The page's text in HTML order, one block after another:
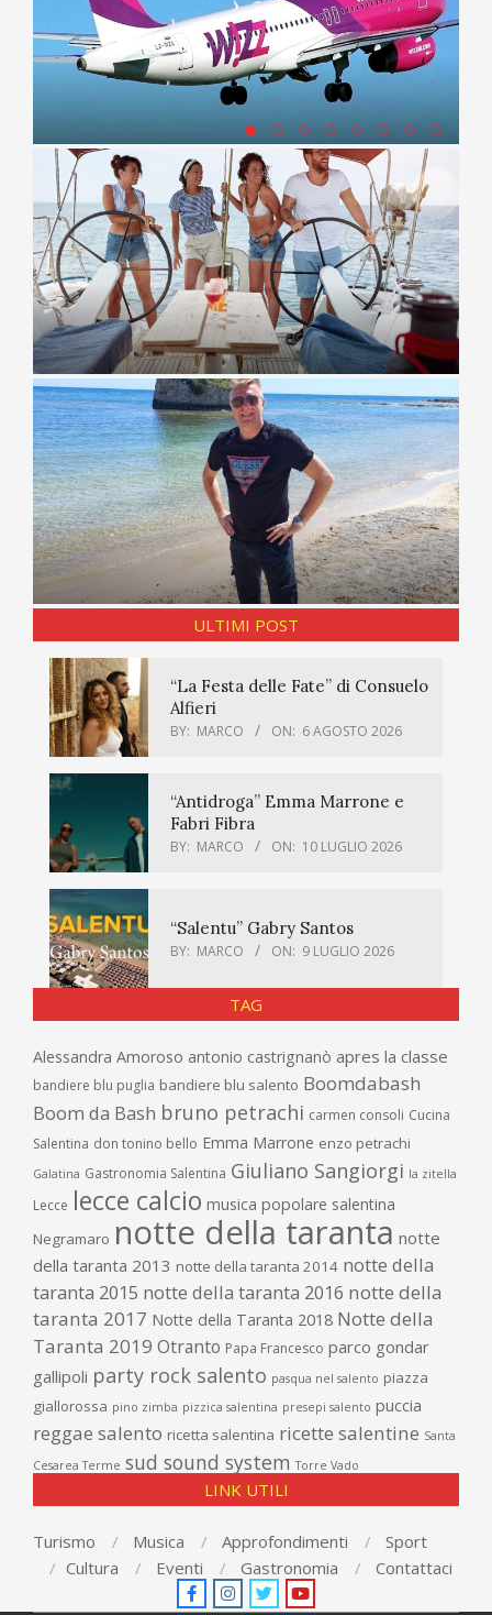
ULTIMI POST
“La Festa delle Fate” di Consuelo
Alfieri
BY: MARCO ON: 6 AGOSTO 2026
“Antidroga” Emma Marrone e
Fabri Fibra
BY: MARCO ON: 10 LUGLIO 2026
“Salentu” Gabry Santos
BY: MARCO ON: 9 LUGLIO 2026
TAG
Alessandra Amoroso antonio castrignanò apres la classe
bandiere blu puglia bandiere blu salento Boomdabash
Boom da Bash bruno petrachi carmen consoli Cucina
Salentina don tonino bello Emma Marrone enzo petrachi
Galatina Gastronomia Salentina Giuliano Sangiorgi la zitella
Lecce lecce calcio musica popolare salentina
Negramaro notte della taranta notte
della taranta 2013 notte della taranta 2014 notte della
taranta 2015 notte della taranta 2016 notte della
taranta 2017 Notte della Taranta 2018 Notte della
Taranta 2019 Otranto Papa Francesco parco gondar
gallipoli party rock salento pasqua nel salento piazza
giallorossa pino zimba pizzica salentina presepi salento puccia
reggae salento ricetta salentina ricette salentine Santa
Cesarea Terme sud sound system Torre Vado
LINK UTILI
Turismo Musica Approfondimenti
Sport
Cultura
Eventi Gastronomia Contattaci